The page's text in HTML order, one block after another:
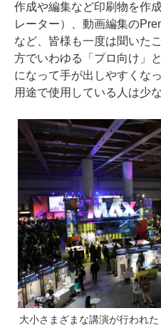
作成や編集など印刷物を作
レーター）、動画編集の
など、皆様も一度は聞いた
方でいわゆる「プロ向け」
になって手が出しやすくな
用途で使用している人は少
大小さまざまな講演が行われ